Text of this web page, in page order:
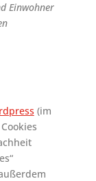
Einwohner
(im